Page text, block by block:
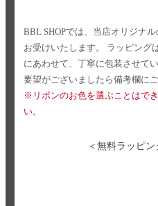
BBL SHOPでは、当店オリジナ
お受けいたします。
ラッピング
にあわせて、丁寧に包装させてい
要望がございましたら備考欄に
※リボンのお色を選ぶことはで
い。
＜無料ラッピ